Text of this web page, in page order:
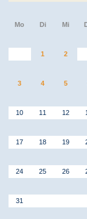
Mo Di Mi
1 2
3 4 5
10 11 12
17 18 19
24 25 26
31